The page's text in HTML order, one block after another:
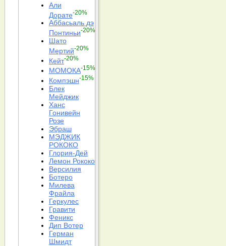
Али
Дорате-20%
Аббасьаль дэ
Понтиньи-20%
Шато
Мертий-20%
Кейт-20%
МОМОКА-15%
Компэшн-15%
Блек
Мейджик
Ханс
Гонивейн
Розе
Эбраш
МЭДЖИК
РОКОКО
Глория-Дей
Лемон Рококо
Версилия
Ботеро
Милева
Фрайла
Геркулес
Гравити
Феникс
Дип Вотер
Герман
Шмидт